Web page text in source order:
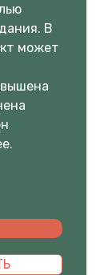
В
может